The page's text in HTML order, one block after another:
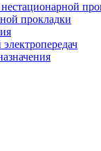
прокладки